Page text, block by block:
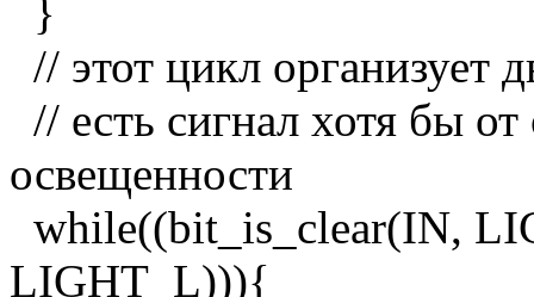
}
// этот цикл организует
// есть сигнал хотя бы
освещенности
while((bit_is_clear(IN,
LIGHT_L))){